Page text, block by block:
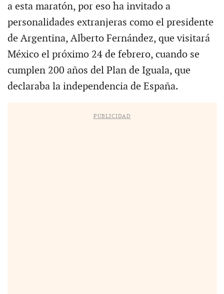
a esta maratón, por eso ha invitado a
personalidades extranjeras como el presidente
de Argentina, Alberto Fernández, que visitará
México el próximo 24 de febrero, cuando se
cumplen 200 años del Plan de Iguala, que
declaraba la independencia de España.
PUBLICIDAD